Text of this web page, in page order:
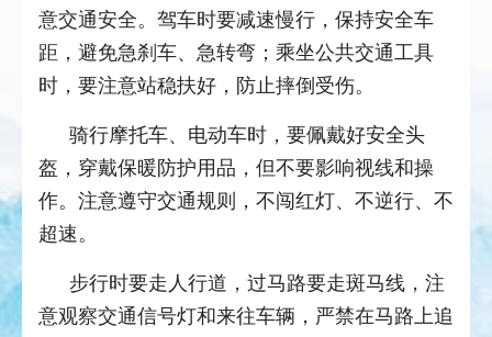
意交通安全。驾车时要减速慢行，保持安全车
距，避免急刹车、急转弯；乘坐公共交通工具
时，要注意站稳扶好，防止摔倒受伤。
骑行摩托车、电动车时，要佩戴好安全头
盔，穿戴保暖防护用品，但不要影响视线和操
作。注意遵守交通规则，不闯红灯、不逆行、不
超速。
步行时要走人行道，过马路要走斑马线，注
意观察交通信号灯和来往车辆，严禁在马路上追